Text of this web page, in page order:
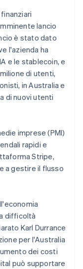
l'infrastruttura
lancio
è stato dato
l'azienda ha
e le stablecoin, e
di utenti,
in Australia e
di nuovi utenti
imprese (PMI)
rapidi e
Stripe,
a gestire il flusso
difficoltà
Karl Durrance
per l'Australia
dei costi
può supportare